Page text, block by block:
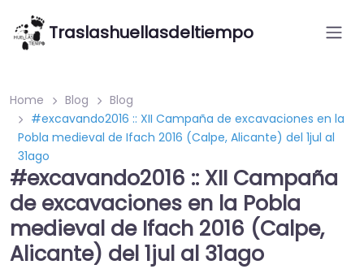
Traslashuellasdeltiempo
Home Blog
Blog
#‎excavando2016‬ :: XII Campaña de excavaciones en la
Pobla medieval de Ifach 2016 (Calpe, Alicante) del 1jul al
31ago
#‎excavando2016‬ :: XII Campaña
de excavaciones en la Pobla
medieval de Ifach 2016 (Calpe,
Alicante) del 1jul al 31ago